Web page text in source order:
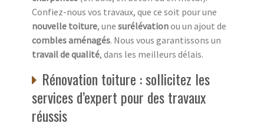
Confiez-nous vos travaux, que ce soit pour une
nouvelle toiture, une surélévationou un ajout de
combles aménagés. Nous vous garantissons un
travail de qualité, dans les meilleurs délais.
Rénovation toiture : sollicitez les
services d’expert pour des travaux
réussis